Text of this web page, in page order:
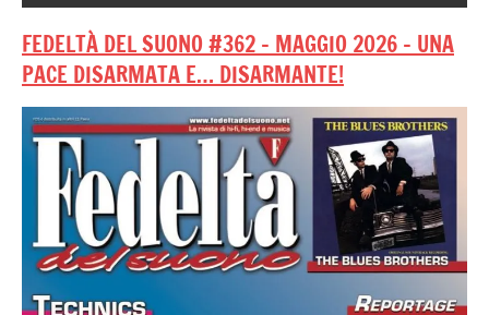
FEDELTÀ DEL SUONO #362 – MAGGIO 2026 – UNA
PACE DISARMATA E… DISARMANTE!